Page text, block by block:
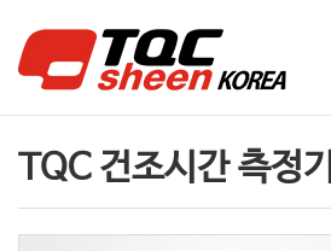
TQC 건조시간 측정